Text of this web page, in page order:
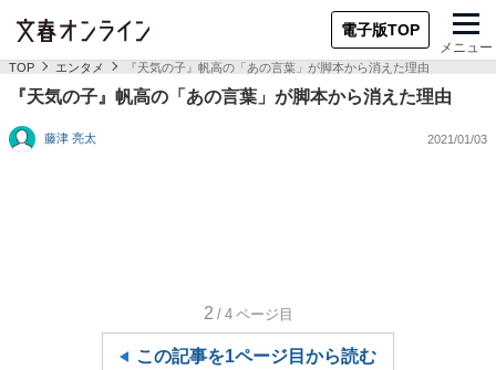
電子版TOP
メニュー
TOP エンタメ 『天気の子』帆高の「あの言葉」が脚本から消えた理由
『天気の子』帆高の「あの言葉」が脚本から消えた理由
藤津 亮太 2021/01/03
2 /4 ページ目
この記事を1ページ目から読む